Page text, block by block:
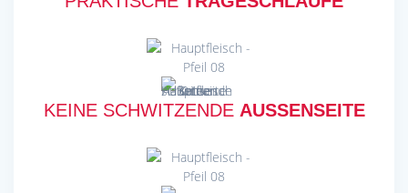
KEINE SCHWITZENDE AUSSENSEITE